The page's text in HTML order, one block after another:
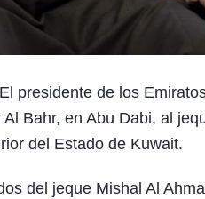
presidente de los
Bahr, en Abu Dabi, al
del Estado de Kuwait.
del jeque Mishal Al